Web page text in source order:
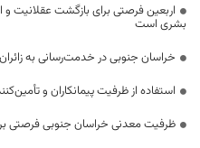
اربعین فرصتی برای بازگشت
بشری است
خراسان جنوبی در خدمت‌رسانی به
استفاده از ظرفیت پیمانکاران و
ظرفیت معدنی خراسان جنوبی فرصتی